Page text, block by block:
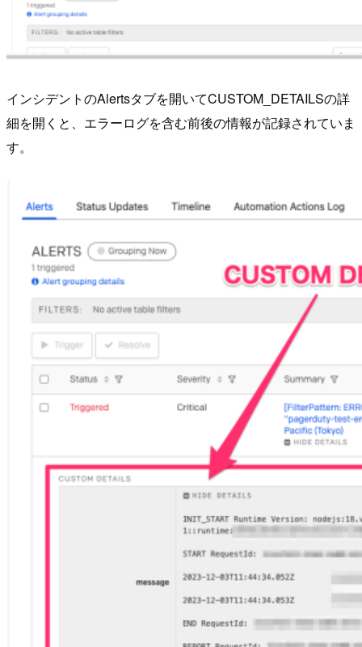
インシデントのAlertsタブを開いてCUSTOM_DETAILSの詳
細を開くと、エラーログを含む前後の情報が記録されていま
す。